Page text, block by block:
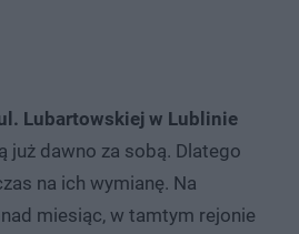
Lubartowskiej w Lublinie
już dawno za sobą. Dlatego
na ich wymianę. Na
miesiąc, w tamtym rejonie